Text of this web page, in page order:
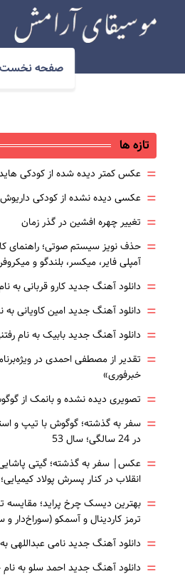
صفحه نخست
تازه ها
= عکس کمتر دیده شده از کودکی
= عکسی دیده نشده از کودکی داریوش
= تغییر چهره افشین در گذر زمان
= حذف نویز سیستم صوتی؛ راهنمای
آمپلی فایر، میکسر، بلندگو و
= دانلود آهنگ جدید کارو قربانی به
= دانلود آهنگ جدید امین کاویانی به
= دانلود آهنگ جدید بابیک به نام
= تقدیر از مصطفی احمدی در
خبرفوری»
= تصویری دیده نشده و بانمک از
= سفر به گذشته؛ گوگوش با تیپ و
در 24 سالگی؛ سال 53
= عکس| سفر به گذشته؛ گیتی
انقلاب در کنار پسرش پولاد کیمیایی؛
= بهترین دیسک چرخ پراید؛
ترمز کاردینال و آسمکو (سوراخ‌دار و
= دانلود آهنگ جدید نامی عبداللهی
= دانلود آهنگ جدید احمد سلو به